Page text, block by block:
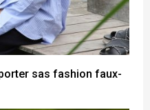
sas fashion faux-